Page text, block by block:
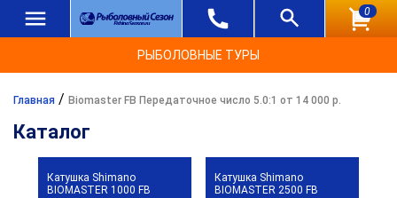
0
РЫБОЛОВНЫЕ ТУРЫ
Главная / Biomaster FB Передаточное число 5.0:1 от 14 000 р.
Каталог
Катушка Shimano
BIOMASTER 1000 FB
Катушка Shimano
BIOMASTER 2500 FB